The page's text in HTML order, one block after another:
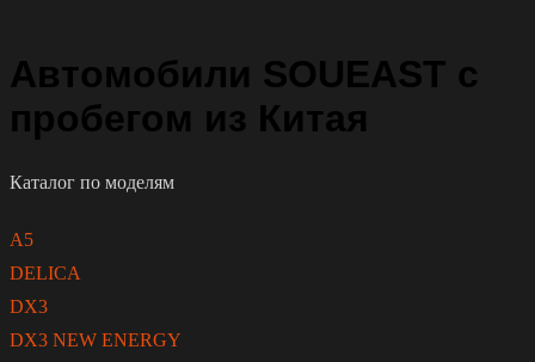
Автомобили SOUEAST с
пробегом из Китая
Каталог по моделям
A5
DELICA
DX3
DX3 NEW ENERGY